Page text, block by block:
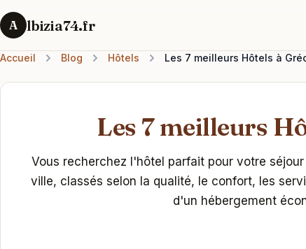
A lbizia74.fr
Accueil Blog Hôtels Les 7 meilleurs Hôtels à
Les 7 meilleurs
Vous recherchez l'hôtel parfait pour votre
ville, classés selon la qualité, le confort, les
d'un hébergement